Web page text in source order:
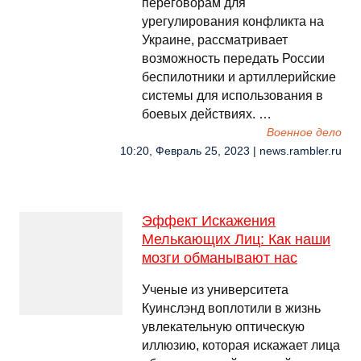
переговорам для
урегулирования конфликта на
Украине, рассматривает
возможность передать России
беспилотники и артиллерийские
системы для использования в
боевых действиях. …
Военное дело
10:20, Февраль 25, 2023 | news.rambler.ru
Эффект Искажения
Мелькающих Лиц: Как наши
мозги обманывают нас
Ученые из университета
Куинслэнд воплотили в жизнь
увлекательную оптическую
иллюзию, которая искажает лица